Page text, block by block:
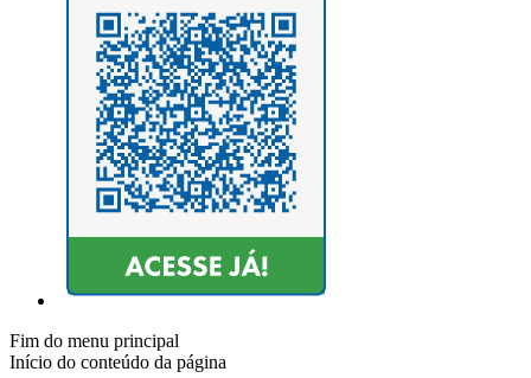
Fim do menu principal
Início do conteúdo da página